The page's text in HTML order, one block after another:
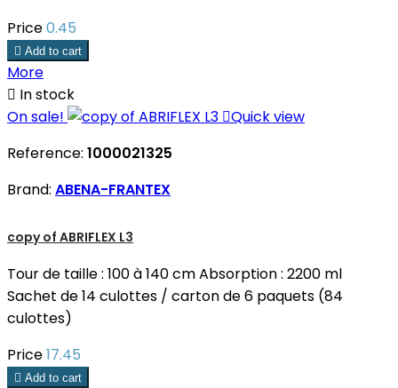
Price0.45
 Add to cart
More
 In stock
On sale!
Quick view
Reference: 1000021325
Brand: ABENA-FRANTEX
copy of ABRIFLEX L3
Tour de taille : 100 à 140 cm Absorption : 2200 ml
Sachet de 14 culottes / carton de 6 paquets (84
culottes)
Price17.45
 Add to cart